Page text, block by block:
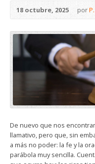
18 octubre, 2025 por
De nuevo que nos
llamativo, pero que, sin
a más no poder: la fe y la
parábola muy sencilla.